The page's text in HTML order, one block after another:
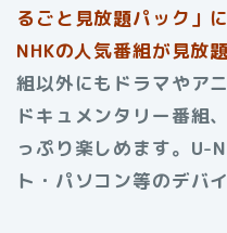
るごと見放題パック」
NHKの人気番組が見放
組以外にもドラマやア
ドキュメンタリー番組
っぷり楽しめます。U-
ト・パソコン等のデバ